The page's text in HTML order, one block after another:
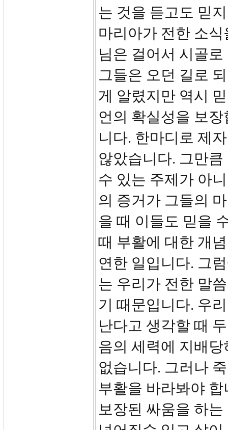
는 것을 듣고도 믿
마리아가 전한 소
님은 걸어서 시골
그들은 오던 길로
게 알렸지만 역시
언의 확실성을 보
니다. 한마디로 제
않았습니다. 그만
수 있는 주제가 아
의 증거가 그들의
을 때 이들도 믿을
때 부활에 대한 개
연한 일입니다. 그
는 우리가 전한 말
기 때문입니다. 우
난다고 생각할 때
음의 세력에 지배
없습니다. 그러나
부활을 바라봐야
보장된 싸움을 하